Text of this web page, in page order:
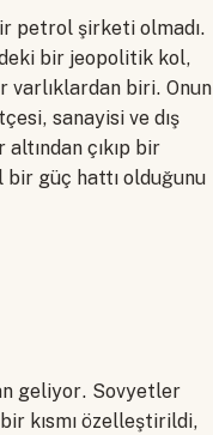
petrol şirketi olmadı.
bir jeopolitik kol,
varlıklardan biri. Onun
sanayisi ve dış
çıkıp bir
bir güç hattı olduğunu
geliyor. Sovyetler
kısmı özelleştirildi,